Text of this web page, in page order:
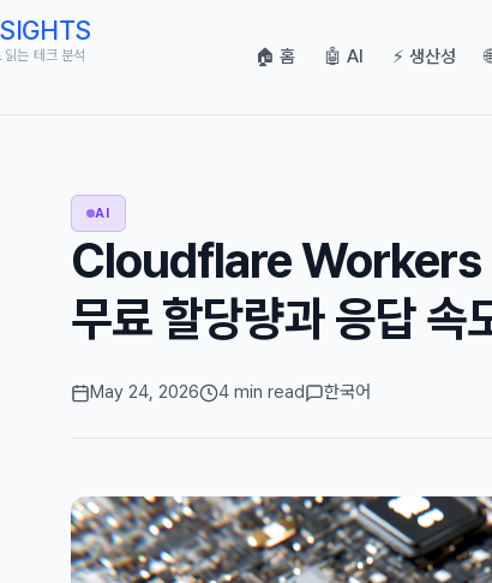
읽는 테크 분석 🏠 홈 🤖 AI ⚡ 생산성
AI
Cloudflare Workers
무료 할당량과 응답 속
May 24, 2026 4 min read 한국어